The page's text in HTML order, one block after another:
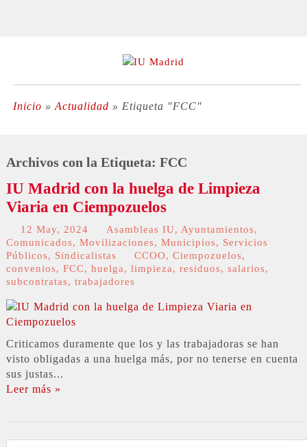
Inicio » Actualidad » Etiqueta "FCC"
Archivos con la Etiqueta: FCC
IU Madrid con la huelga de Limpieza
Viaria en Ciempozuelos
12 May, 2024 Asambleas IU, Ayuntamientos,
Comunicados, Movilizaciones, Municipios, Servicios
Públicos, Sindicalistas CCOO, Ciempozuelos,
convenios, FCC, huelga, limpieza, residuos, salarios,
subcontratas, trabajadores
Criticamos duramente que los y las trabajadoras se han
visto obligadas a una huelga más, por no tenerse en cuenta
sus justas...
Leer más »